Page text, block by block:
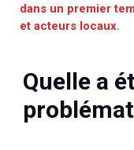
dans un premier
et acteurs locaux.
Quelle a